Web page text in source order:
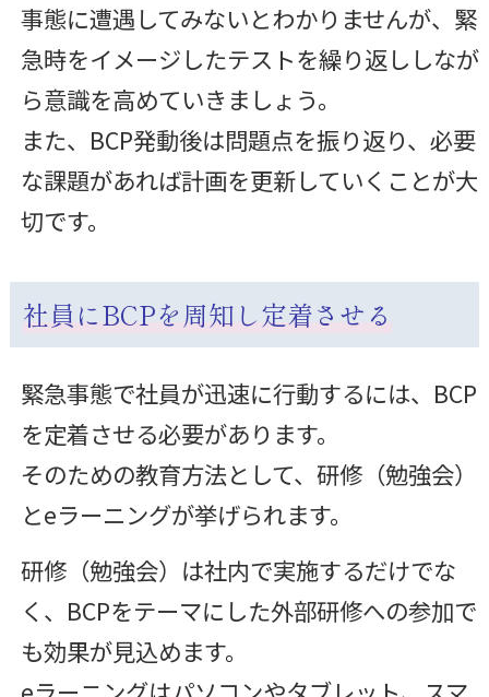
事態に遭遇してみないとわかりませんが、緊
急時をイメージしたテストを繰り返ししなが
ら意識を高めていきましょう。
また、BCP発動後は問題点を振り返り、必要
な課題があれば計画を更新していくことが大
切です。
社員にBCPを周知し定着させる
緊急事態で社員が迅速に行動するには、BCP
を定着させる必要があります。
そのための教育方法として、研修（勉強会）
とeラーニングが挙げられます。
研修（勉強会）は社内で実施するだけでな
く、BCPをテーマにした外部研修への参加で
も効果が見込めます。